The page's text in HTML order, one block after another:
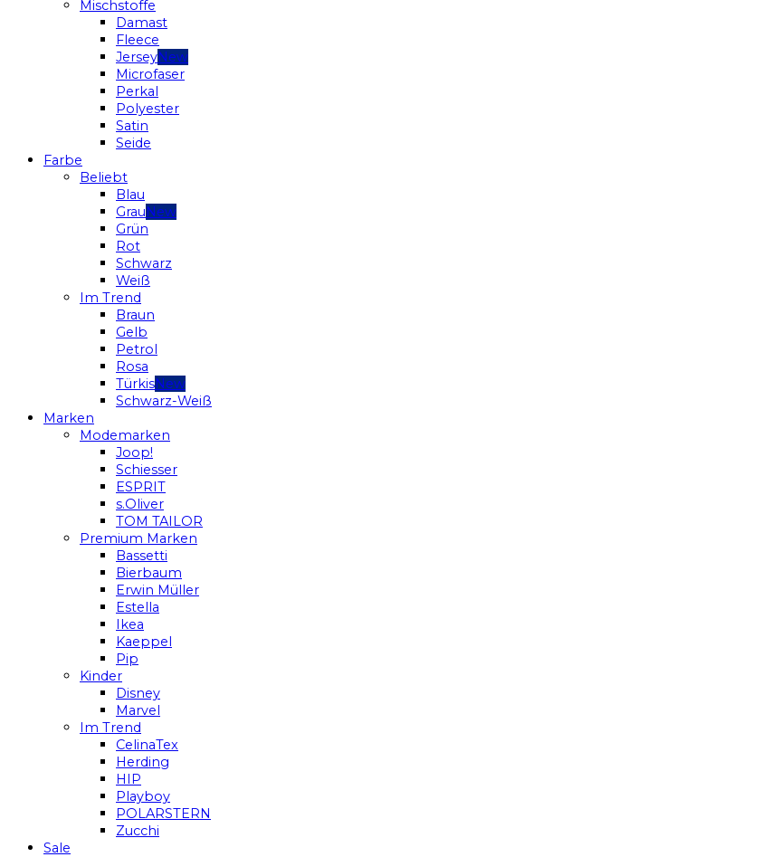
Mischstoffe
Damast
Fleece
Jersey
Microfaser
Perkal
Polyester
Satin
Seide
Farbe
Beliebt
Blau
Grau
Grün
Rot
Schwarz
Weiß
Im Trend
Braun
Gelb
Petrol
Rosa
Türkis
Schwarz-Weiß
Marken
Modemarken
Joop!
Schiesser
ESPRIT
s.Oliver
TOM TAILOR
Premium Marken
Bassetti
Bierbaum
Erwin Müller
Estella
Ikea
Kaeppel
Pip
Kinder
Disney
Marvel
Im Trend
CelinaTex
Herding
HIP
Playboy
POLARSTERN
Zucchi
Sale